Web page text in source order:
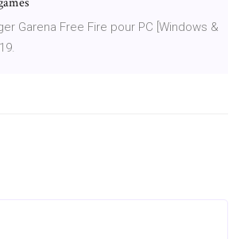
Garena Free Fire pour PC [Windows &